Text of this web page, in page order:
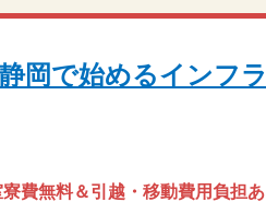
岡で始めるインフラ
費無料＆引越・移動費用負担あ